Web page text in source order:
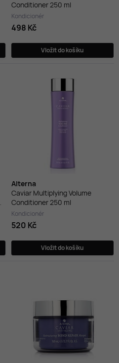
Conditioner 250 ml
Kondicionér
498 Kč
Vložit do košíku
Alterna
Caviar Multiplying Volume
Conditioner 250 ml
Kondicionér
520 Kč
Vložit do košíku